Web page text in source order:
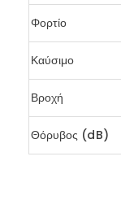
Φορτίο
Καύσιμο
Βροχή
Θόρυβος (dB)